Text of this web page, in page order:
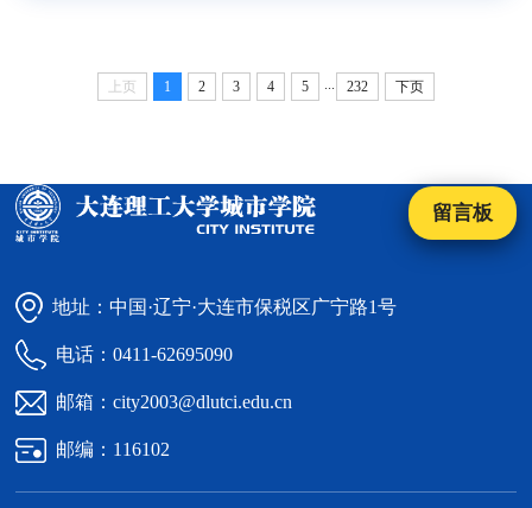
上页 1 2 3 4 5 ... 232 下页
留言板
地址：中国·辽宁·大连市保税区广宁路1号
电话：0411-62695090
邮箱：city2003@dlutci.edu.cn
邮编：116102